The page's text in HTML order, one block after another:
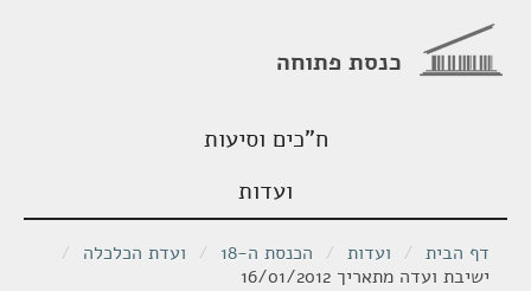
כנסת פתוחה
ח"כים וסיעות
ועדות
דף הבית / ועדות / הכנסת ה-18 / ועדת הכלכלה /
ישיבת ועדה מתאריך 16/01/2012